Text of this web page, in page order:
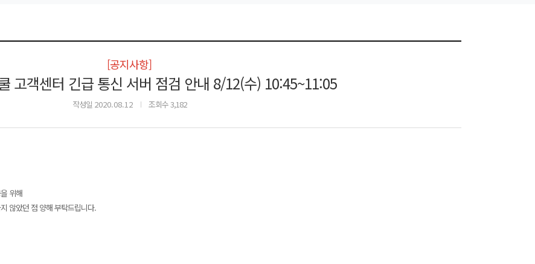
어
[공지사항]
고객센터 긴급 통신 서버 점검 안내 8/12(수) 10:45~11:05
작성일 2020.08.12 조회수 3,182
위해
않았던 점 양해 부탁드립니다.